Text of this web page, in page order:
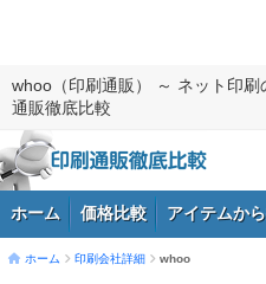
whoo（印刷通販） ～ ネット印
通販徹底比較
ホーム 価格比較 アイテムか
ホーム 印刷会社詳細 whoo